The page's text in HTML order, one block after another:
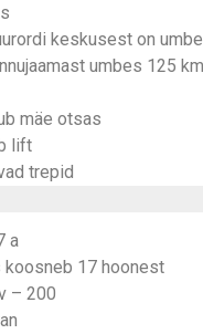
keskusest on
umbes 125
mäe otsas
lift
trepid
a
koosneb 17 hoonest
– 200